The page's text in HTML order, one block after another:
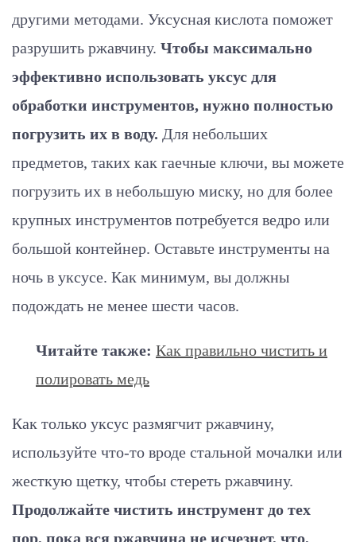
другими методами. Уксусная кислота поможет
разрушить ржавчину. Чтобы максимально
эффективно использовать уксус для
обработки инструментов, нужно полностью
погрузить их в воду. Для небольших
предметов, таких как гаечные ключи, вы можете
погрузить их в небольшую миску, но для более
крупных инструментов потребуется ведро или
большой контейнер. Оставьте инструменты на
ночь в уксусе. Как минимум, вы должны
подождать не менее шести часов.
Читайте также: Как правильно чистить и
полировать медь
Как только уксус размягчит ржавчину,
используйте что-то вроде стальной мочалки или
жесткую щетку, чтобы стереть ржавчину.
Продолжайте чистить инструмент до тех
пор, пока вся ржавчина не исчезнет, ​​что,